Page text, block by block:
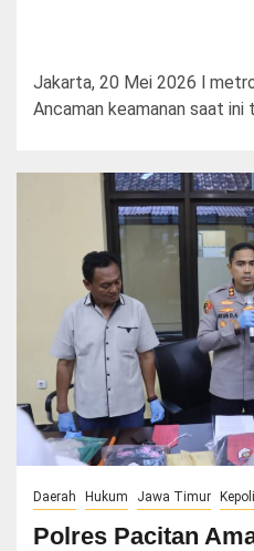
Jakarta, 20 Mei 2026 l
Ancaman keamanan saat
Daerah Hukum Jawa Timur
Polres Pacitan